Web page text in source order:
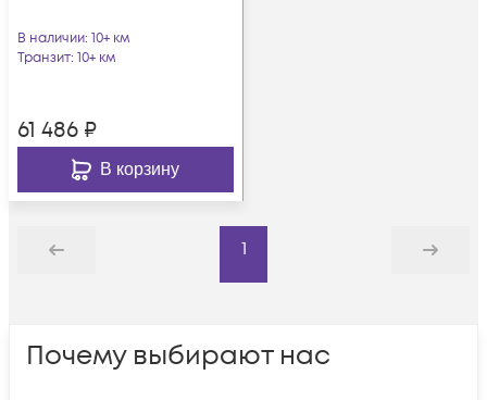
В наличии: 10+ км
Транзит: 10+ км
61 486 ₽
В корзину
Назад
1
Дальше
Почему выбирают нас